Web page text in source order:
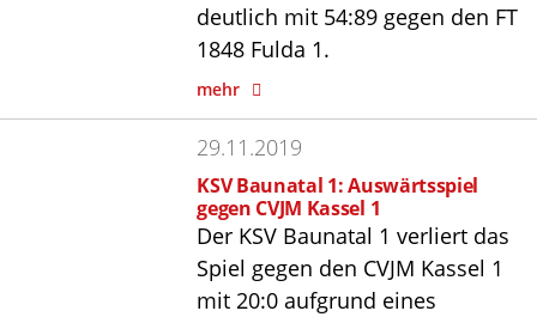
deutlich mit 54:89 gegen den FT
1848 Fulda 1.
mehr
29.11.2019
KSV Baunatal 1: Auswärtsspiel
gegen CVJM Kassel 1
Der KSV Baunatal 1 verliert das
Spiel gegen den CVJM Kassel 1
mit 20:0 aufgrund eines